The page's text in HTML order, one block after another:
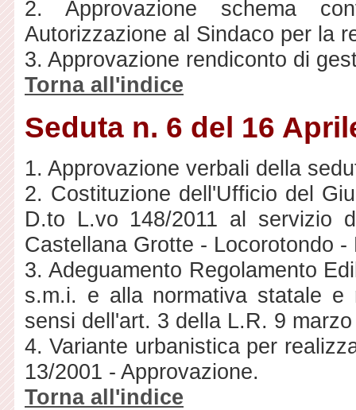
2. Approvazione schema
Autorizzazione al Sindaco per la
3. Approvazione rendiconto di
Torna all'indice
Seduta n. 6 del 16
1. Approvazione verbali della
2. Costituzione dell'Ufficio del
D.to L.vo 148/2011 al servizio
Castellana Grotte - Locorotondo
3. Adeguamento Regolamento
s.m.i. e alla normativa statale e
sensi dell'art. 3 della L.R. 9
4. Variante urbanistica per
13/2001 - Approvazione.
Torna all'indice